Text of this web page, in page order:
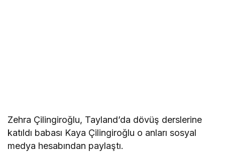
Zehra Çilingiroğlu, Tayland’da dövüş derslerine
katıldı babası Kaya Çilingiroğlu o anları sosyal
medya hesabından paylaştı.